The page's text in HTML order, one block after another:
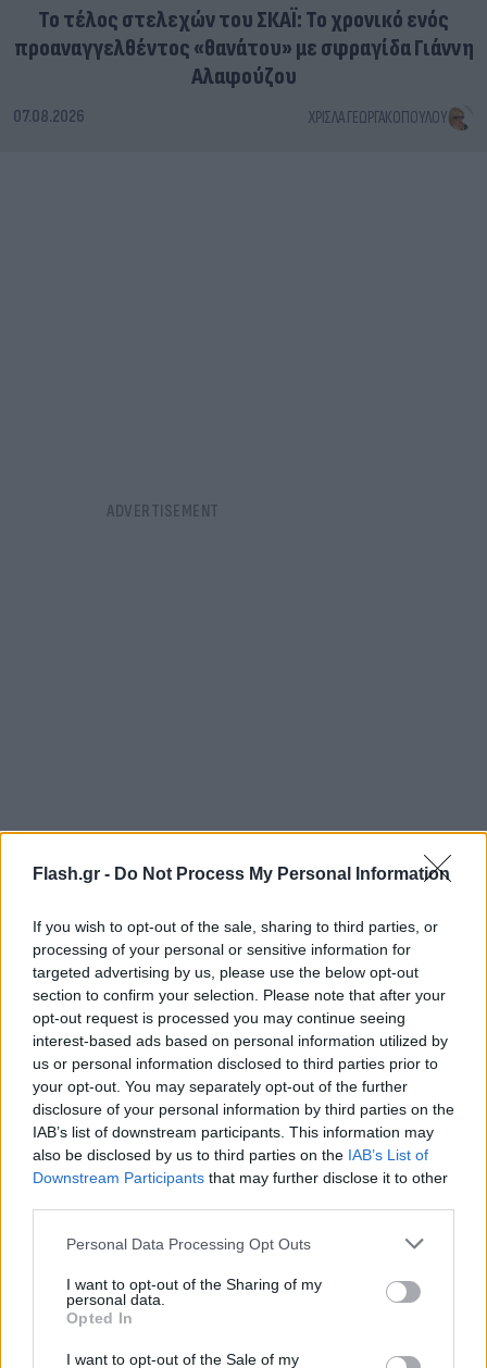
Flash.gr - Do Not Process My Personal Information
If you wish to opt-out of the sale, sharing to third parties, or
processing of your personal or sensitive information for
targeted advertising by us, please use the below opt-out
section to confirm your selection. Please note that after your
opt-out request is processed you may continue seeing
interest-based ads based on personal information utilized by
us or personal information disclosed to third parties prior to
your opt-out. You may separately opt-out of the further
disclosure of your personal information by third parties on the
IAB’s list of downstream participants. This information may
also be disclosed by us to third parties on the IAB’s List of
Downstream Participants that may further disclose it to other
Please note that this website/app uses one or more Google
not limited to your visit or usage behaviour. You may click to
grant or deny consent to Google and its third-party tags to
use your data for below specified purposes in below Google
consent section.
Personal Data Processing Opt Outs
I want to opt-out of the Sharing of my
personal data.
Opted In
I want to opt-out of the Sale of my
Το τέλος στελεχών του ΣΚΑΪ: Το χρονικό ενός
προαναγγελθέντος «θανάτου» με σφραγίδα Γιάννη
Αλαφούζου
07.08.2026 ΧΡΊΣΛΑ ΓΕΩΡΓΑΚΟΠΟΎΛΟΥ
FLASH FOCUS